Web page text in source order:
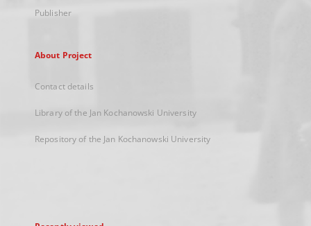
Publisher
About Project
Contact details
Library of the Jan Kochanowski University
Repository of the Jan Kochanowski University